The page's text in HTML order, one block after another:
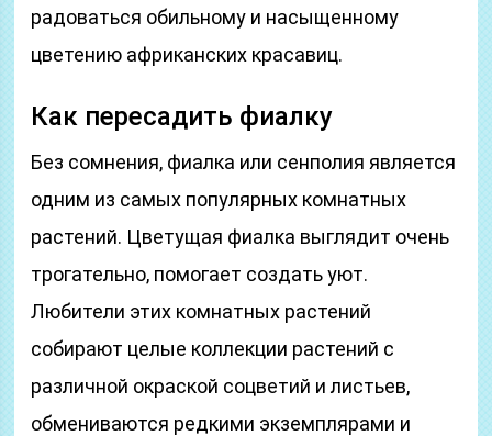
радоваться обильному и насыщенному
цветению африканских красавиц.
Как пересадить фиалку
Без сомнения, фиалка или сенполия является
одним из самых популярных комнатных
растений. Цветущая фиалка выглядит очень
трогательно, помогает создать уют.
Любители этих комнатных растений
собирают целые коллекции растений с
различной окраской соцветий и листьев,
обмениваются редкими экземплярами и